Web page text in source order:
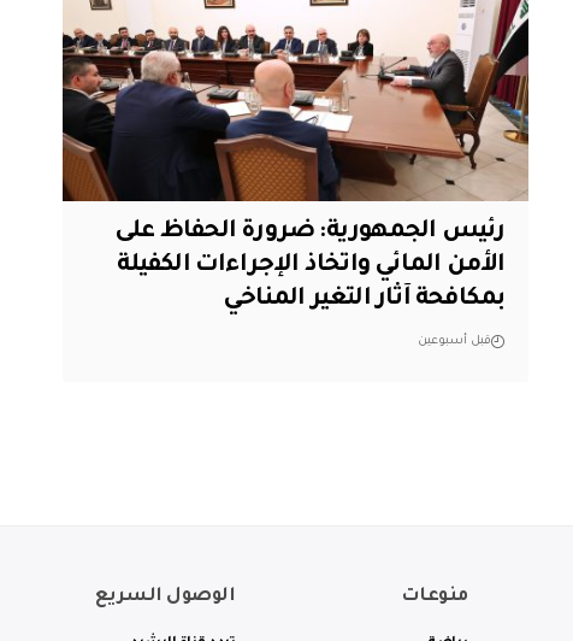
رئيس الجمهورية: ضرورة الحفاظ على
الأمن المائي واتخاذ الإجراءات الكفيلة
بمكافحة آثار التغير المناخي
قبل أسبوعين
منوعات الوصول السريع